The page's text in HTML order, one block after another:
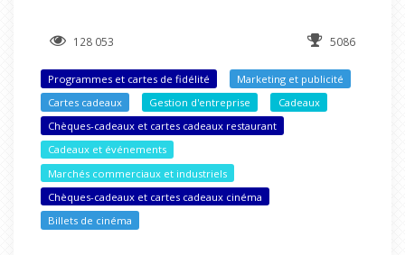
128 053 5086
Programmes et cartes de fidélité
Marketing et publicité
Cartes cadeaux
Gestion d'entreprise
Cadeaux
Chèques-cadeaux et cartes cadeaux restaurant
Cadeaux et événements
Marchés commerciaux et industriels
Chèques-cadeaux et cartes cadeaux cinéma
Billets de cinéma